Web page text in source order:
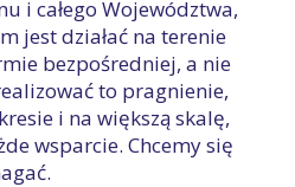
i całego Województwa,
jest działać na terenie
bezpośredniej, a nie
to pragnienie,
i na większą skalę,
wsparcie. Chcemy się